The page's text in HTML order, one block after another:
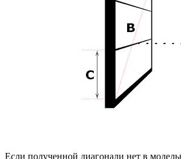
Если полученной диагонали нет в